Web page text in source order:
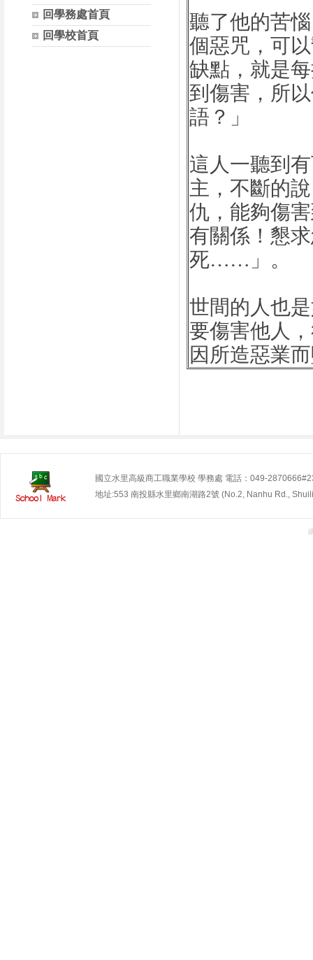
回學務處首頁
回學校首頁
聽了他的苦
個惡咒，可
缺點，就是
到傷害，所
語？」
這人一聽到
主，不斷的
仇，能夠傷
有關係！懇
死……」。
世間的人也
要傷害他人
因所造惡業
國立水里高級商工職業學校 學務處 電話：049-
地址:553 南投縣水里鄉南湖路2號 (No.2, Nanhu Rd.,